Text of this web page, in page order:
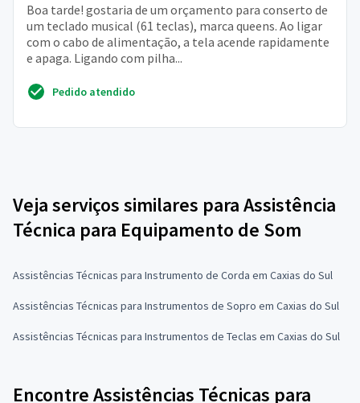
Boa tarde! gostaria de um orçamento para conserto de
um teclado musical (61 teclas), marca queens. Ao ligar
com o cabo de alimentação, a tela acende rapidamente
e apaga. Ligando com pilha...
Pedido atendido
Veja serviços similares para Assistência
Técnica para Equipamento de Som
Assistências Técnicas para Instrumento de Corda em Caxias do Sul
Assistências Técnicas para Instrumentos de Sopro em Caxias do Sul
Assistências Técnicas para Instrumentos de Teclas em Caxias do Sul
Encontre Assistências Técnicas para